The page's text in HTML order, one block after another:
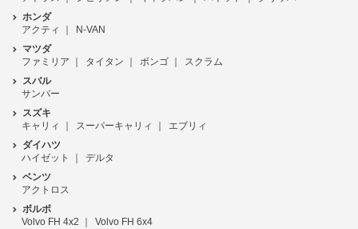
ホンダ
アクティ
N-VAN
マツダ
ファミリア
タイタン ボンゴ
スクラム
スバル
サンバー
スズキ
キャリィ
スーパーキャリィ
エブリィ
ダイハツ
ハイゼット
デルタ
ベンツ
アクトロス
ボルボ
Volvo FH 4x2
Volvo FH 6x4